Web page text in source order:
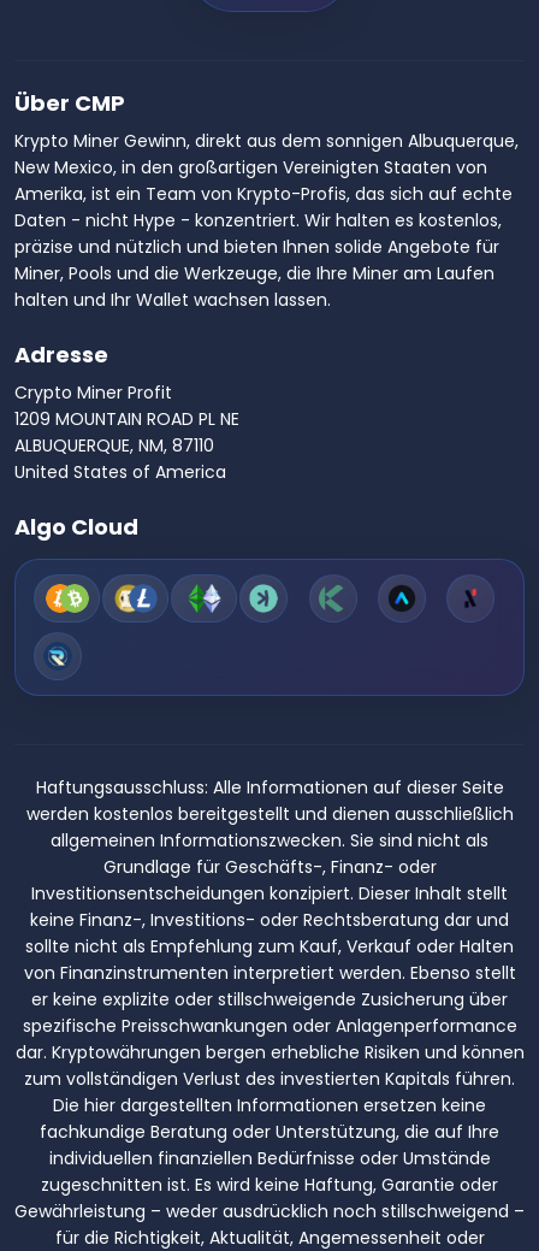
Über CMP
Krypto Miner Gewinn, direkt aus dem sonnigen Albuquerque,
New Mexico, in den großartigen Vereinigten Staaten von
Amerika, ist ein Team von Krypto-Profis, das sich auf echte
Daten - nicht Hype - konzentriert. Wir halten es kostenlos,
präzise und nützlich und bieten Ihnen solide Angebote für
Miner, Pools und die Werkzeuge, die Ihre Miner am Laufen
halten und Ihr Wallet wachsen lassen.
Adresse
Crypto Miner Profit
1209 MOUNTAIN ROAD PL NE
ALBUQUERQUE, NM, 87110
United States of America
Algo Cloud
Haftungsausschluss: Alle Informationen auf dieser Seite
werden kostenlos bereitgestellt und dienen ausschließlich
allgemeinen Informationszwecken. Sie sind nicht als
Grundlage für Geschäfts-, Finanz- oder
Investitionsentscheidungen konzipiert. Dieser Inhalt stellt
keine Finanz-, Investitions- oder Rechtsberatung dar und
sollte nicht als Empfehlung zum Kauf, Verkauf oder Halten
von Finanzinstrumenten interpretiert werden. Ebenso stellt
er keine explizite oder stillschweigende Zusicherung über
spezifische Preisschwankungen oder Anlagenperformance
dar. Kryptowährungen bergen erhebliche Risiken und können
zum vollständigen Verlust des investierten Kapitals führen.
Die hier dargestellten Informationen ersetzen keine
fachkundige Beratung oder Unterstützung, die auf Ihre
individuellen finanziellen Bedürfnisse oder Umstände
zugeschnitten ist. Es wird keine Haftung, Garantie oder
Gewährleistung – weder ausdrücklich noch stillschweigend –
für die Richtigkeit, Aktualität, Angemessenheit oder